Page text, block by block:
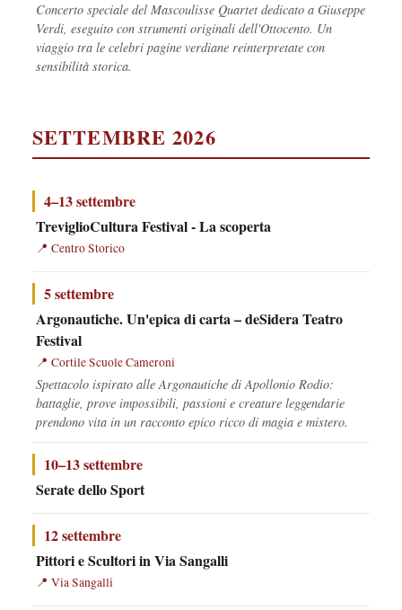
Concerto speciale del Mascoulisse Quartet dedicato a Giuseppe
Verdi, eseguito con strumenti originali dell'Ottocento. Un
viaggio tra le celebri pagine verdiane reinterpretate con
sensibilità storica.
SETTEMBRE 2026
4–13 settembre
TreviglioCultura Festival - La scoperta
Centro Storico
5 settembre
Argonautiche. Un'epica di carta – deSidera Teatro
Festival
Cortile Scuole Cameroni
Spettacolo ispirato alle Argonautiche di Apollonio Rodio:
battaglie, prove impossibili, passioni e creature leggendarie
prendono vita in un racconto epico ricco di magia e mistero.
10–13 settembre
Serate dello Sport
12 settembre
Pittori e Scultori in Via Sangalli
Via Sangalli